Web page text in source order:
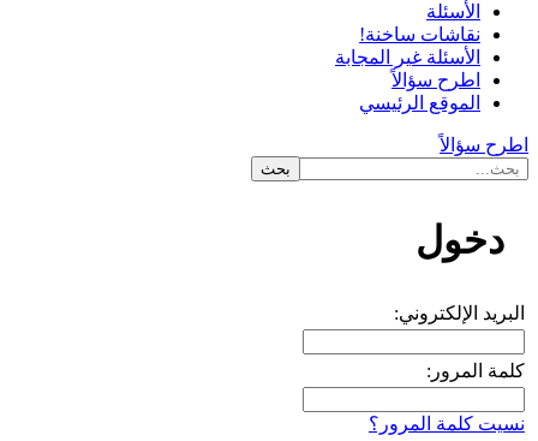
الأسئلة
نقاشات ساخنة!
الأسئلة غير المجابة
اطرح سؤالاً
الموقع الرئيسي
اطرح سؤالاً
دخول
البريد الإلكتروني:
كلمة المرور:
نسيت كلمة المرور؟